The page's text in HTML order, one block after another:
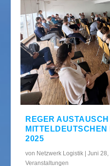
REGER
MITTELDEUTSCHEN
2025
von Netzwerk Logistik |Juni 28,
Veranstaltungen